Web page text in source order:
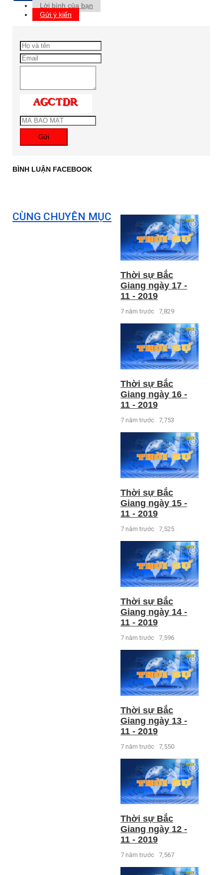
Lời bình của bạn
Gửi ý kiến
Gửi
BÌNH LUẬN FACEBOOK
CÙNG CHUYÊN MỤC
Thời sự Bắc
Giang ngày 17 -
11 - 2019
7 năm trước 7,829
Thời sự Bắc
Giang ngày 16 -
11 - 2019
7 năm trước 7,753
Thời sự Bắc
Giang ngày 15 -
11 - 2019
7 năm trước 7,525
Thời sự Bắc
Giang ngày 14 -
11 - 2019
7 năm trước 7,596
Thời sự Bắc
Giang ngày 13 -
11 - 2019
7 năm trước 7,550
Thời sự Bắc
Giang ngày 12 -
11 - 2019
7 năm trước 7,567